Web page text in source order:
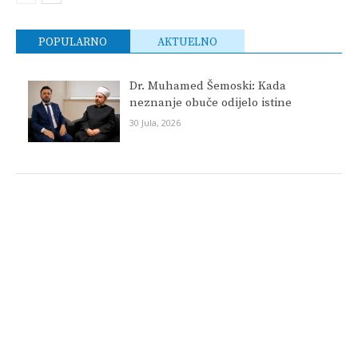
POPULARNO AKTUELNO
Dr. Muhamed Šemoski: Kada
neznanje obuče odijelo istine
30 Jula, 2026